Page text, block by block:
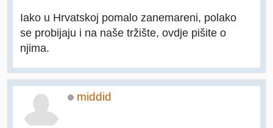
Iako u Hrvatskoj pomalo zanemareni, polako
se probijaju i na naše tržište, ovdje pišite o
njima.
middid